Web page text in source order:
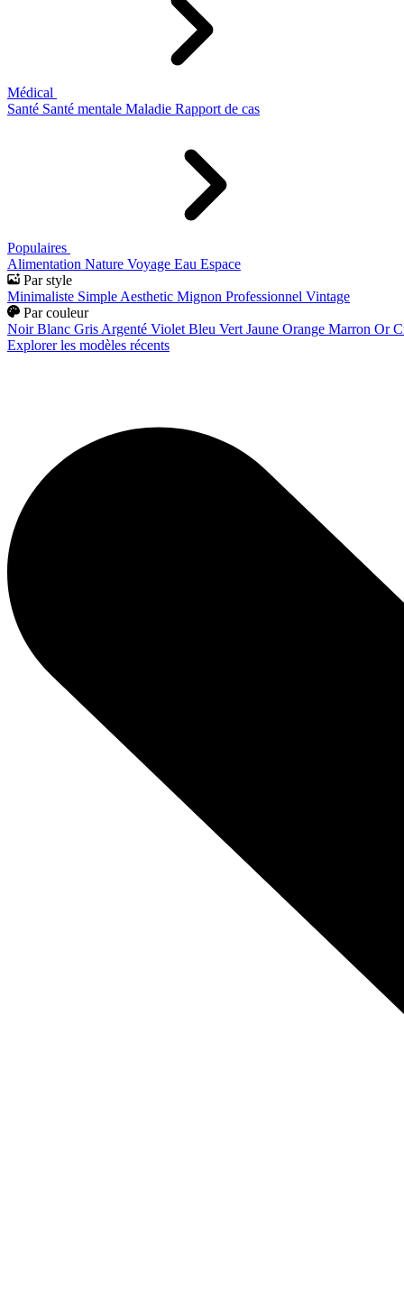
Médical
Santé Santé mentale Maladie Rapport de cas
Populaires
Alimentation Nature Voyage Eau Espace
Par style
Minimaliste Simple Aesthetic Mignon Professionnel Vintage
Par couleur
Noir Blanc Gris Argenté Violet Bleu Vert Jaune Orange Marron Or
Explorer les modèles récents